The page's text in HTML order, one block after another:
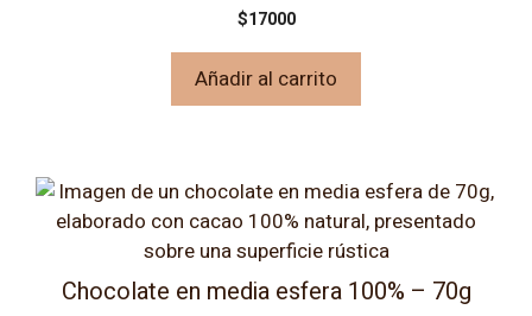
$17000
Añadir al carrito
Chocolate en media esfera 100% – 70g